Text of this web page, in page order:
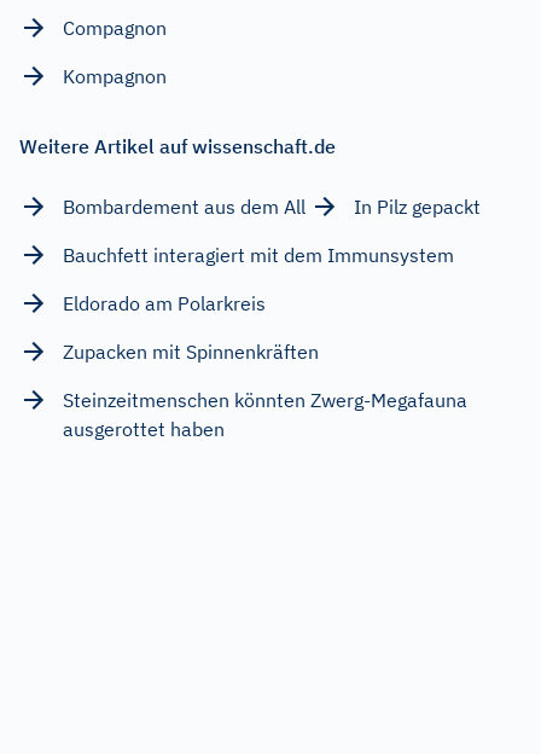
Compagnon
Kompagnon
Weitere Artikel auf wissenschaft.de
Bombardement aus dem All
In Pilz gepackt
Bauchfett interagiert mit dem Immunsystem
Eldorado am Polarkreis
Zupacken mit Spinnenkräften
Steinzeitmenschen könnten Zwerg-Megafauna
ausgerottet haben